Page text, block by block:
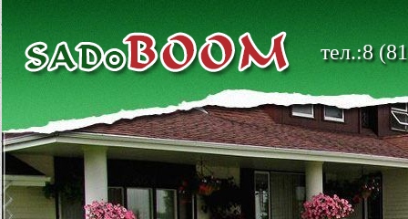
тел.:8